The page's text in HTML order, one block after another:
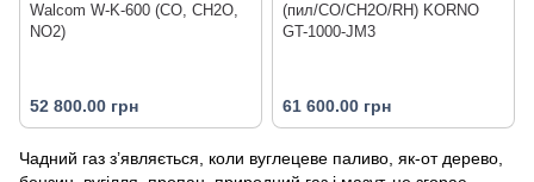
Walcom W-K-600 (CO, CH2O,
NO2)
52 800.00 грн
(пил/CO/CH2O/RH) KORNO
GT-1000-JM3
61 600.00 грн
Чадний газ з’являється, коли вуглецеве паливо, як-от дерево,